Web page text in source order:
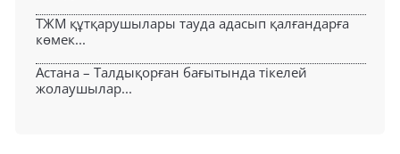
ТЖМ құтқарушылары тауда адасып қалғандарға
көмек...
Астана – Талдықорған бағытында тікелей
жолаушылар...